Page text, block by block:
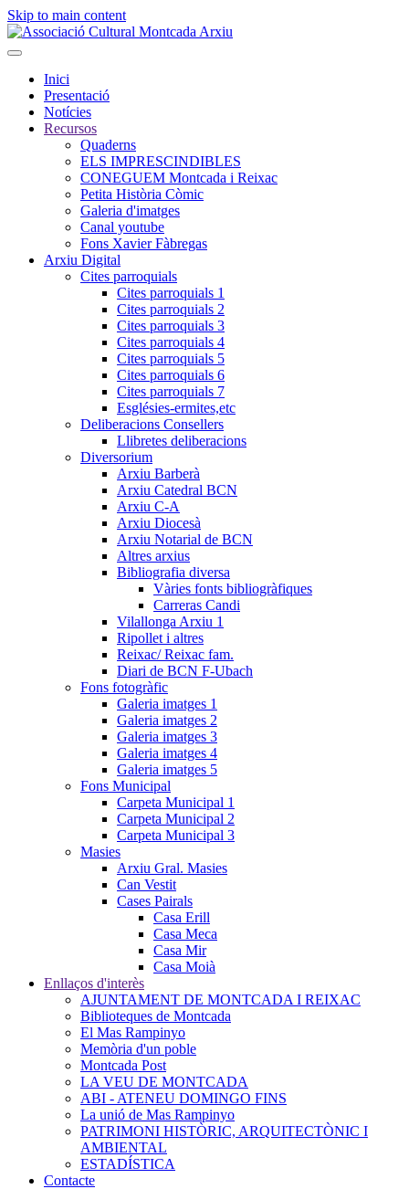
Skip to main content
Inici
Presentació
Notícies
Recursos
Quaderns
ELS IMPRESCINDIBLES
CONEGUEM Montcada i Reixac
Petita Història Còmic
Galeria d'imatges
Canal youtube
Fons Xavier Fàbregas
Arxiu Digital
Cites parroquials
Cites parroquials 1
Cites parroquials 2
Cites parroquials 3
Cites parroquials 4
Cites parroquials 5
Cites parroquials 6
Cites parroquials 7
Esglésies-ermites,etc
Deliberacions Consellers
Llibretes deliberacions
Diversorium
Arxiu Barberà
Arxiu Catedral BCN
Arxiu C-A
Arxiu Diocesà
Arxiu Notarial de BCN
Altres arxius
Bibliografia diversa
Vàries fonts bibliogràfiques
Carreras Candi
Vilallonga Arxiu 1
Ripollet i altres
Reixac/ Reixac fam.
Diari de BCN F-Ubach
Fons fotogràfic
Galeria imatges 1
Galeria imatges 2
Galeria imatges 3
Galeria imatges 4
Galeria imatges 5
Fons Municipal
Carpeta Municipal 1
Carpeta Municipal 2
Carpeta Municipal 3
Masies
Arxiu Gral. Masies
Can Vestit
Cases Pairals
Casa Erill
Casa Meca
Casa Mir
Casa Moià
Enllaços d'interès
AJUNTAMENT DE MONTCADA I REIXAC
Biblioteques de Montcada
El Mas Rampinyo
Memòria d'un poble
Montcada Post
LA VEU DE MONTCADA
ABI - ATENEU DOMINGO FINS
La unió de Mas Rampinyo
PATRIMONI HISTÒRIC, ARQUITECTÒNIC I
AMBIENTAL
ESTADÍSTICA
Contacte